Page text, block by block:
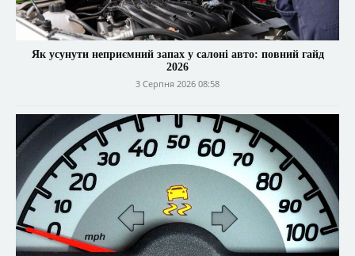
Як усунути неприємний запах у салоні авто: повний гайд
2026
3 Серпня 2026 08:58